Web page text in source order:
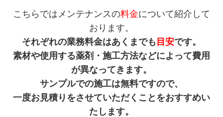
こちらではメンテナンスの料金について紹介して
おります。
それぞれの業務料金はあくまでも 目安です。
素材や使用する薬剤・施工方法などによって費用
が異なってきます。
サンプルでの施工は無料ですので、
一度お見積りをさせていただくことをおすすめい
たします。